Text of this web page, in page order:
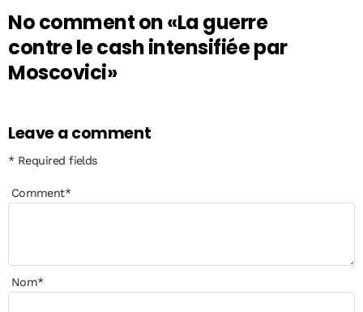
No comment on«La guerre
contre le cash intensifiée par
Moscovici»
Leave a comment
* Required fields
Comment*
Nom*